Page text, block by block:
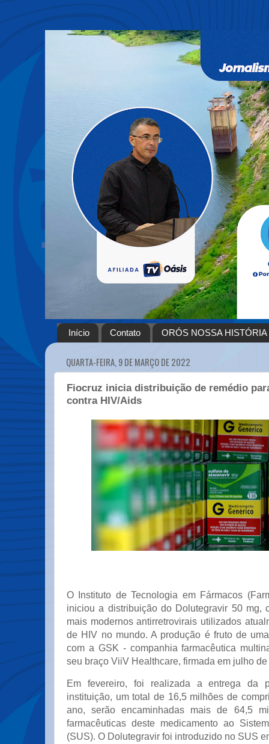
Início Contato ORÓS NOSSA HISTÓRIA
QUARTA-FEIRA, 9 DE MARÇO DE 2022
Fiocruz inicia distribuição de remédio
contra HIV/Aids
O Instituto de Tecnologia em Fármacos
iniciou a distribuição do Dolutegravir 50 mg,
mais modernos antirretrovirais utilizados
de HIV no mundo. A produção é fruto de
com a GSK - companhia farmacêutica
seu braço ViiV Healthcare, firmada em julho
Em fevereiro, foi realizada a entrega da
instituição, um total de 16,5 milhões de
ano, serão encaminhadas mais de 64,5
farmacêuticas deste medicamento ao
(SUS). O Dolutegravir foi introduzido no SUS